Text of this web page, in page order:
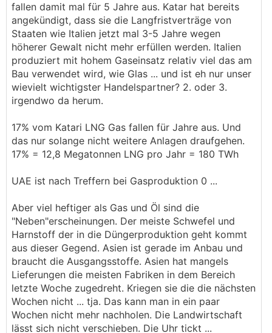
fallen damit mal für 5 Jahre aus. Katar hat bereits
angekündigt, dass sie die Langfristverträge von
Staaten wie Italien jetzt mal 3-5 Jahre wegen
höherer Gewalt nicht mehr erfüllen werden. Italien
produziert mit hohem Gaseinsatz relativ viel das am
Bau verwendet wird, wie Glas ... und ist eh nur unser
wievielt wichtigster Handelspartner? 2. oder 3.
irgendwo da herum.
17% vom Katari LNG Gas fallen für Jahre aus. Und
das nur solange nicht weitere Anlagen draufgehen.
17% = 12,8 Megatonnen LNG pro Jahr = 180 TWh
UAE ist nach Treffern bei Gasproduktion 0 ...
Aber viel heftiger als Gas und Öl sind die
"Neben"erscheinungen. Der meiste Schwefel und
Harnstoff der in die Düngerproduktion geht kommt
aus dieser Gegend. Asien ist gerade im Anbau und
braucht die Ausgangsstoffe. Asien hat mangels
Lieferungen die meisten Fabriken in dem Bereich
letzte Woche zugedreht. Kriegen sie die die nächsten
Wochen nicht ... tja. Das kann man in ein paar
Wochen nicht mehr nachholen. Die Landwirtschaft
lässt sich nicht verschieben. Die Uhr tickt ...